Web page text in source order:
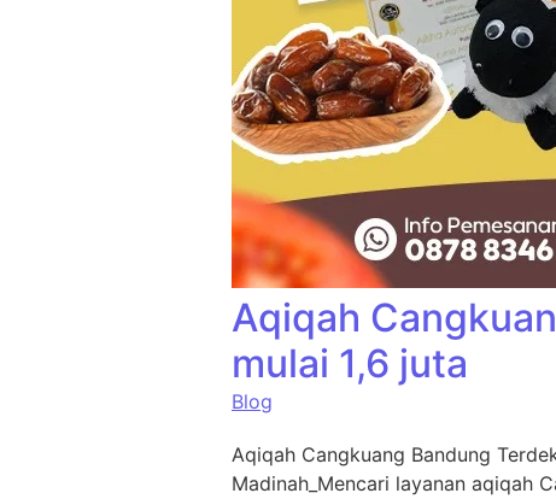
Aqiqah
mulai 1,6 juta
Blog
Aqiqah Cangkuang Bandung
Madinah_Mencari layanan aqiqah